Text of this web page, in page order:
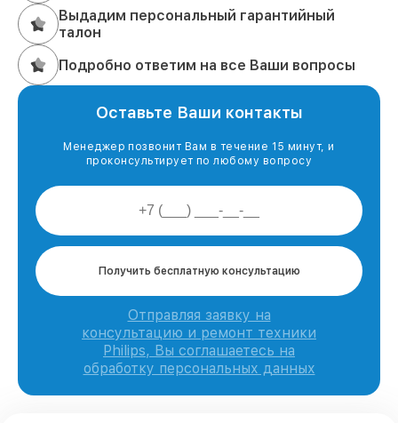
Выдадим персональный гарантийный
талон
Подробно ответим на все Ваши вопросы
Оставьте Ваши контакты
Менеджер позвонит Вам в течение 15 минут, и
проконсультирует по любому вопросу
Получить бесплатную консультацию
Отправляя заявку на
консультацию и ремонт техники
Philips, Вы соглашаетесь на
обработку персональных данных